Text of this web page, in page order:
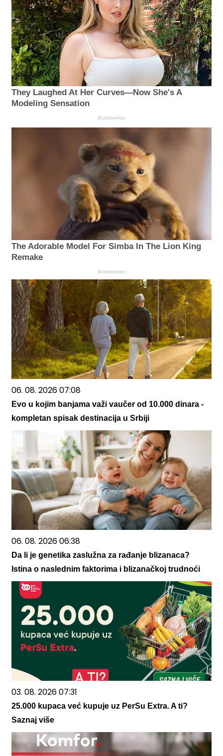
They Laughed At Her Curves—Now She's A
Modeling Sensation
Brainberries
The Adorable Model For Simba In The Lion King
Remake
Brainberries
06. 08. 2026 07:08
Evo u kojim banjama važi vaučer od 10.000 dinara -
kompletan spisak destinacija u Srbiji
06. 08. 2026 06:38
Da li je genetika zaslužna za rađanje blizanaca?
Istina o naslednim faktorima i blizanačkoj trudnoći
03. 08. 2026 07:31
25.000 kupaca već kupuje uz PerSu Extra. A ti?
Saznaj više